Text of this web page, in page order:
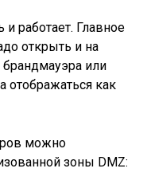
работает. Главное
открыть и на
или
отображаться как
можно
зоны DMZ: